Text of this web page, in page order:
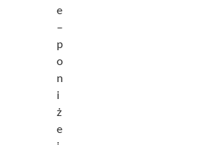
e
–
p
o
n
i
ż
e